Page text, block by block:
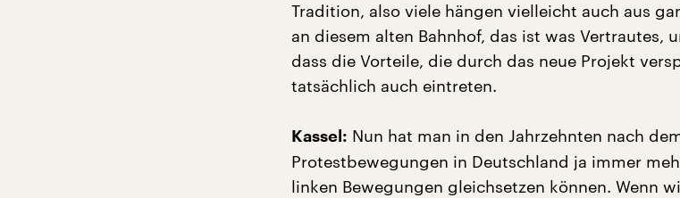
Tradition, also viele hängen vielleicht auch aus
an diesem alten Bahnhof, das ist was Vertrautes,
dass die Vorteile, die durch das neue Projekt
tatsächlich auch eintreten.
Kassel: Nun hat man in den Jahrzehnten nach
Protestbewegungen in Deutschland ja immer
linken Bewegungen gleichsetzen können. Wenn